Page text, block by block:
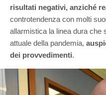
risultati negativi, anziché
controtendenza con molti
allarmistica la linea dura che
attuale della pandemia,
dei provvedimenti.